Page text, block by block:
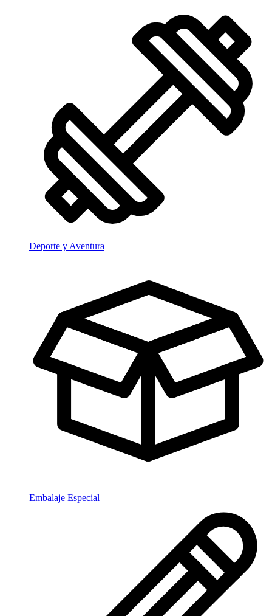
Deporte y Aventura
Embalaje Especial